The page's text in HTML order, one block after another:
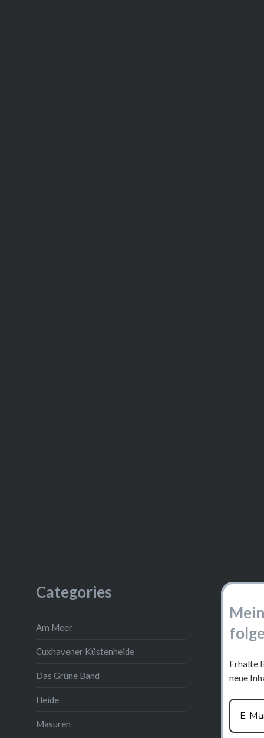
Categories
Am Meer
Cuxhavener Küstenheide
Das Grüne Band
Heide
Masuren
Erhalte
neue